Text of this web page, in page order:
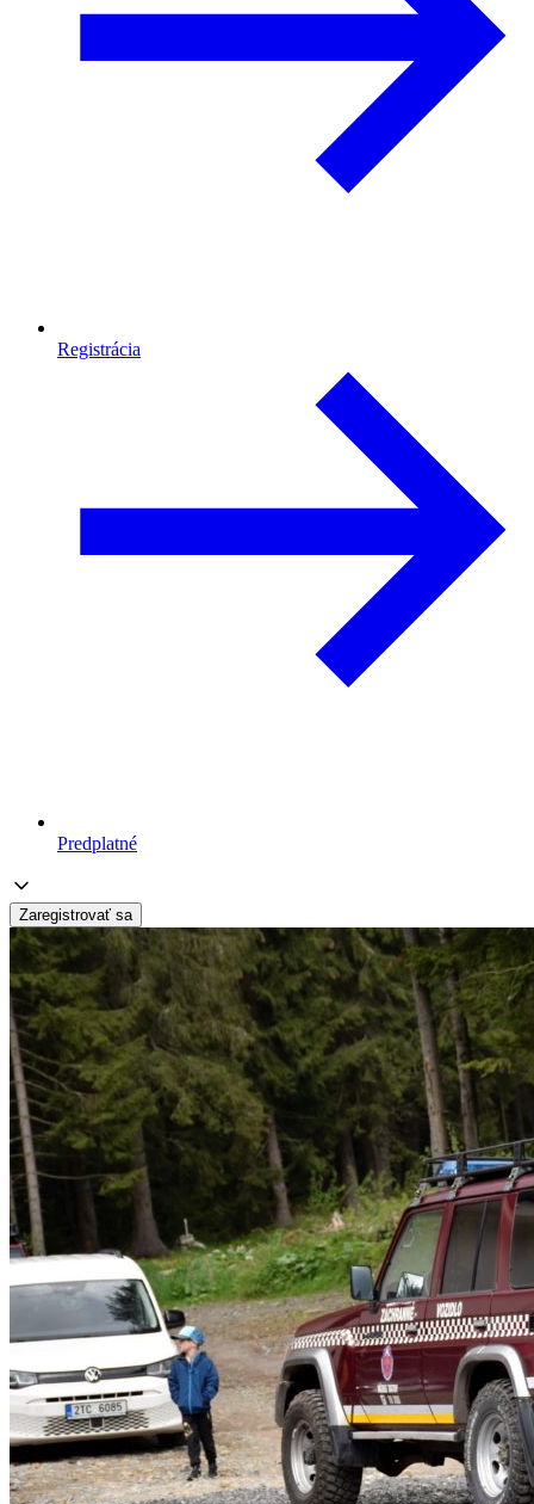
Registrácia
Predplatné
Zaregistrovať sa